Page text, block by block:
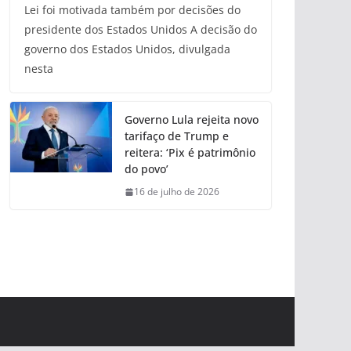
Lei foi motivada também por decisões do
presidente dos Estados Unidos A decisão do
governo dos Estados Unidos, divulgada
nesta
Governo Lula rejeita novo
tarifaço de Trump e
reitera: ‘Pix é patrimônio
do povo’
16 de julho de 2026